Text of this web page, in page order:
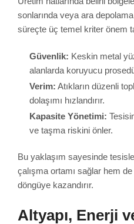
sonlarında veya ara
süreçte üç temel kriter önem
Güvenlik: Keskin metal
alanlarda koruyucu
Verim: Atıkların düzenli
dolaşımı hızlandırır.
Kapasite Yönetimi:
ve taşma riskini önler.
Bu yaklaşım sayesinde
çalışma ortamı sağlar hem
döngüye kazandırır.
Altyapı, Enerji